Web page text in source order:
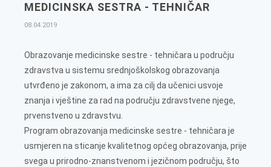
MEDICINSKA SESTRA - TEHNIČAR
08.04.2019
Obrazovanje medicinske sestre - tehničara u području
zdravstva u sistemu srednjoškolskog obrazovanja
utvrđeno je zakonom, a ima za cilj da učenici usvoje
znanja i vještine za rad na području zdravstvene njege,
prvenstveno u zdravstvu.
Program obrazovanja medicinske sestre - tehničara je
usmjeren na sticanje kvalitetnog općeg obrazovanja, prije
svega u prirodno-znanstvenom i jezičnom području, što